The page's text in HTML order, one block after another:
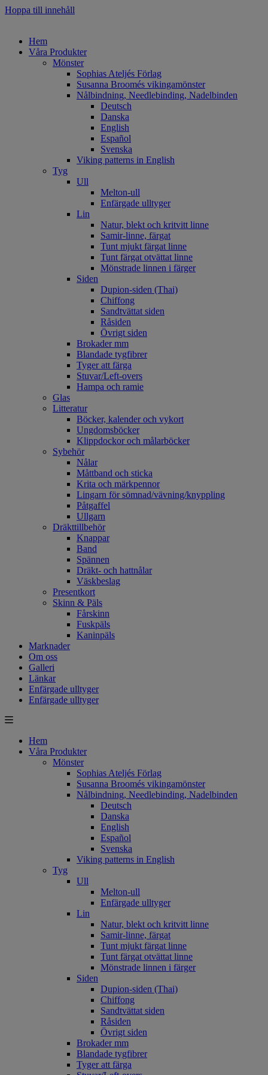
Hoppa till innehåll
Hem
Våra Produkter
Mönster
Sophias Ateljés Förlag
Susanna Broomés vikingamönster
Nålbindning, Needlebinding, Nadelbinden
Deutsch
Danska
English
Español
Svenska
Viking patterns in English
Tyg
Ull
Melton-ull
Enfärgade ulltyger
Lin
Natur, blekt och kritvitt linne
Samir-linne, färgat
Tunt mjukt färgat linne
Tunt färgat otvättat linne
Mönstrade linnen i färger
Siden
Dupion-siden (Thai)
Chiffong
Sandtvättat siden
Råsiden
Övrigt siden
Brokader mm
Blandade tygfibrer
Tyger att färga
Stuvar/Left-overs
Hampa och ramie
Glas
Litteratur
Böcker, kalender och vykort
Ungdomsböcker
Klippdockor och målarböcker
Sybehör
Nålar
Måttband och sticka
Krita och märkpennor
Lingarn för sömnad/vävning/knyppling
Påtgaffel
Ullgarn
Dräkttillbehör
Knappar
Band
Spännen
Dräkt- och hattnålar
Väskbeslag
Presentkort
Skinn & Päls
Fårskinn
Fuskpäls
Kaninpäls
Marknader
Om oss
Galleri
Länkar
Enfärgade ulltyger
Enfärgade ulltyger
Hem
Våra Produkter
Mönster
Sophias Ateljés Förlag
Susanna Broomés vikingamönster
Nålbindning, Needlebinding, Nadelbinden
Deutsch
Danska
English
Español
Svenska
Viking patterns in English
Tyg
Ull
Melton-ull
Enfärgade ulltyger
Lin
Natur, blekt och kritvitt linne
Samir-linne, färgat
Tunt mjukt färgat linne
Tunt färgat otvättat linne
Mönstrade linnen i färger
Siden
Dupion-siden (Thai)
Chiffong
Sandtvättat siden
Råsiden
Övrigt siden
Brokader mm
Blandade tygfibrer
Tyger att färga